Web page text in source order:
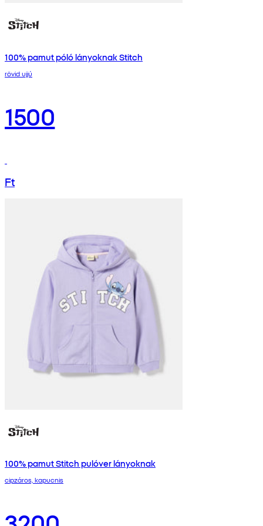
100% pamut póló lányoknak Stitch
rövid ujjú
1500
Ft
100% pamut Stitch pulóver lányoknak
cipzáros, kapucnis